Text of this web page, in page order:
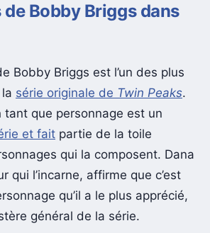
Bobby Briggs dans
Bobby Briggs est l’un des plus
série originale de Twin Peaks.
tant que personnage est un
et fait partie de la toile
qui la composent. Dana
qui l’incarne, affirme que c’est
qu’il a le plus apprécié,
général de la série.